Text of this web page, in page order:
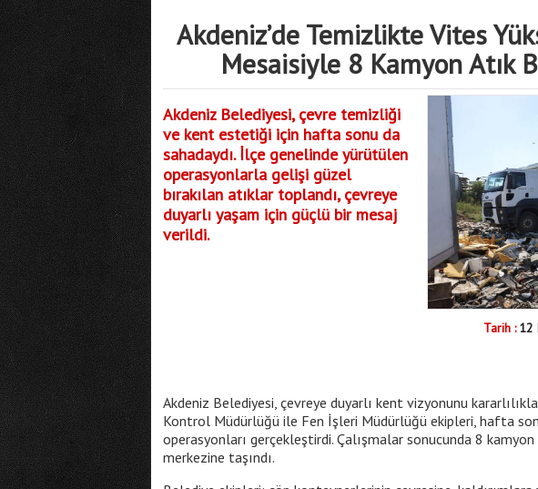
Akdeniz’de Temizlikte Vites
Mesaisiyle 8 Kamyon Atık
Akdeniz Belediyesi, çevre temizliği
ve kent estetiği için hafta sonu da
sahadaydı. İlçe genelinde yürütülen
operasyonlarla gelişi güzel
bırakılan atıklar toplandı, çevreye
duyarlı yaşam için güçlü bir mesaj
verildi.
Tarih : 12
Akdeniz Belediyesi, çevreye duyarlı kent vizyonunu
Kontrol Müdürlüğü ile Fen İşleri Müdürlüğü ekipleri, hafta
operasyonları gerçekleştirdi. Çalışmalar sonucunda 8
merkezine taşındı.